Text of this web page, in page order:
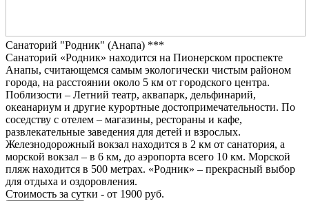
Санаторий "Родник" (Анапа) ***
Санаторий «Родник» находится на Пионерском проспекте
Анапы, считающемся самым экологически чистым районом
города, на расстоянии около 5 км от городского центра.
Поблизости – Летний театр, аквапарк, дельфинарий,
океанариум и другие курортные достопримечательности. По
соседству с отелем – магазины, рестораны и кафе,
развлекательные заведения для детей и взрослых.
Железнодорожный вокзал находится в 2 км от санатория, а
морской вокзал – в 6 км, до аэропорта всего 10 км. Морской
пляж находится в 500 метрах. «Родник» – прекрасный выбор
для отдыха и оздоровления.
Стоимость за сутки - от 1900 руб.